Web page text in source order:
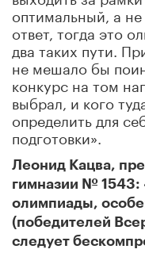
оптимальный, а
ответ, тогда это
два таких пути.
не мешало бы
конкурс на том
выбрал, и кого
определить для
подготовки».
Леонид Кацва,
гимназии № 1543:
олимпиады,
(победителей
следует